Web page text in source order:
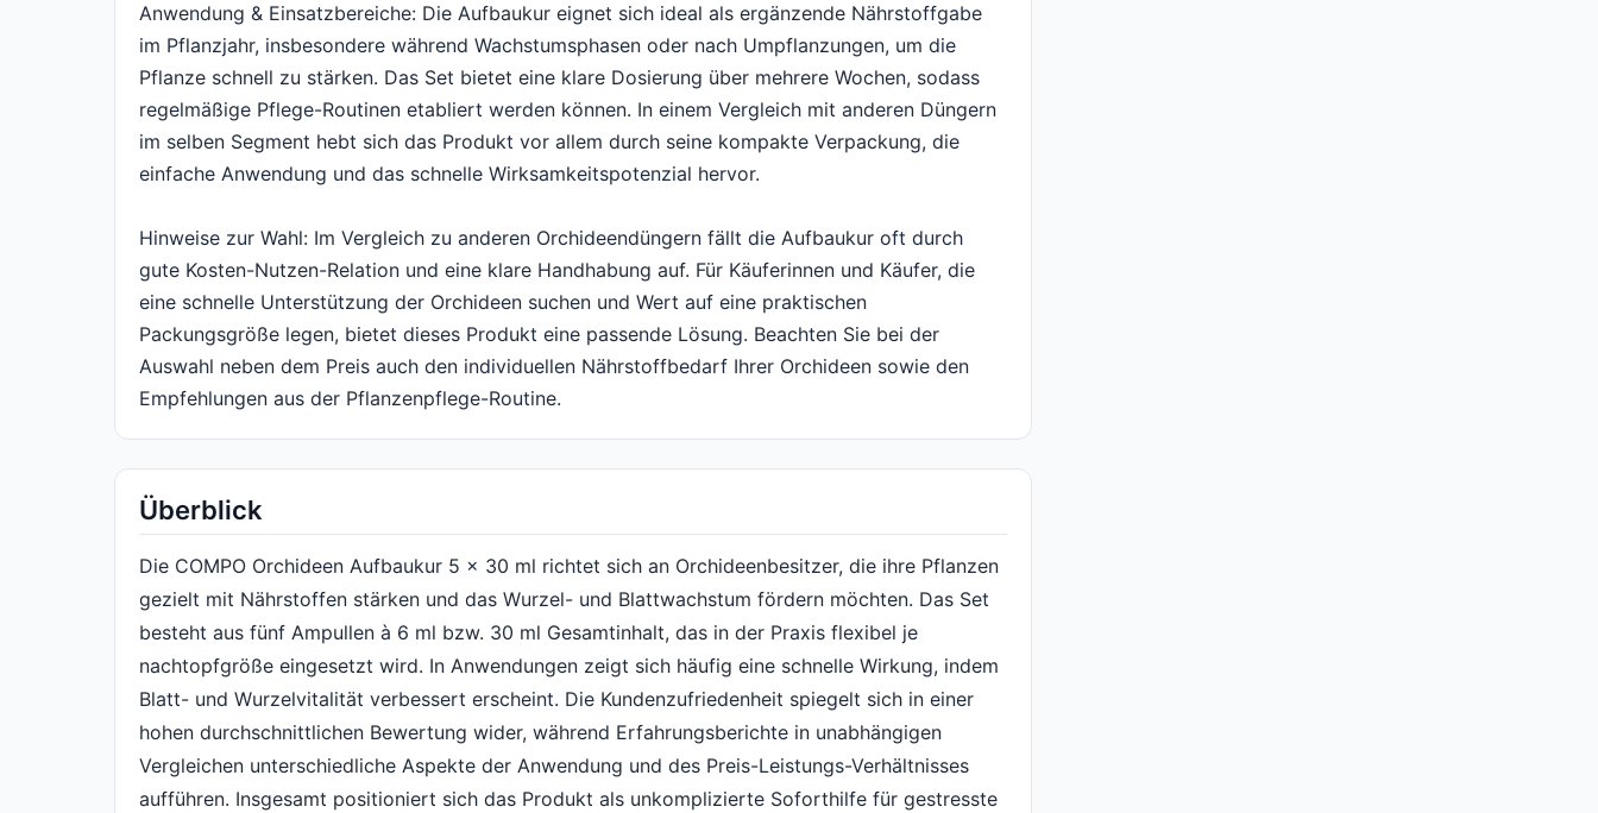
Anwendung & Einsatzbereiche: Die Aufbaukur eignet sich ideal als ergänzende Nährstoffgabe
im Pflanzjahr, insbesondere während Wachstumsphasen oder nach Umpflanzungen, um die
Pflanze schnell zu stärken. Das Set bietet eine klare Dosierung über mehrere Wochen, sodass
regelmäßige Pflege-Routinen etabliert werden können. In einem Vergleich mit anderen Düngern
im selben Segment hebt sich das Produkt vor allem durch seine kompakte Verpackung, die
einfache Anwendung und das schnelle Wirksamkeitspotenzial hervor.
Hinweise zur Wahl: Im Vergleich zu anderen Orchideendüngern fällt die Aufbaukur oft durch
gute Kosten-Nutzen-Relation und eine klare Handhabung auf. Für Käuferinnen und Käufer, die
eine schnelle Unterstützung der Orchideen suchen und Wert auf eine praktischen
Packungsgröße legen, bietet dieses Produkt eine passende Lösung. Beachten Sie bei der
Auswahl neben dem Preis auch den individuellen Nährstoffbedarf Ihrer Orchideen sowie den
Empfehlungen aus der Pflanzenpflege-Routine.
Überblick
Die COMPO Orchideen Aufbaukur 5 x 30 ml richtet sich an Orchideenbesitzer, die ihre Pflanzen
gezielt mit Nährstoffen stärken und das Wurzel- und Blattwachstum fördern möchten. Das Set
besteht aus fünf Ampullen à 6 ml bzw. 30 ml Gesamtinhalt, das in der Praxis flexibel je
nachtopfgröße eingesetzt wird. In Anwendungen zeigt sich häufig eine schnelle Wirkung, indem
Blatt- und Wurzelvitalität verbessert erscheint. Die Kundenzufriedenheit spiegelt sich in einer
hohen durchschnittlichen Bewertung wider, während Erfahrungsberichte in unabhängigen
Vergleichen unterschiedliche Aspekte der Anwendung und des Preis-Leistungs-Verhältnisses
aufführen. Insgesamt positioniert sich das Produkt als unkomplizierte Soforthilfe für gestresste